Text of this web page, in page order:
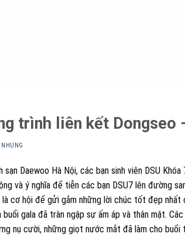
trình liên kết Dongseo
Daewoo Hà Nội, các bạn sinh viên DSU
và ý nghĩa để tiễn các bạn DSU7 lên đường
cơ hội để gửi gắm những lời chúc tốt đẹp
gala đã tràn ngập sự ấm áp và thân mật.
nụ cười, những giọt nước mắt đã làm cho